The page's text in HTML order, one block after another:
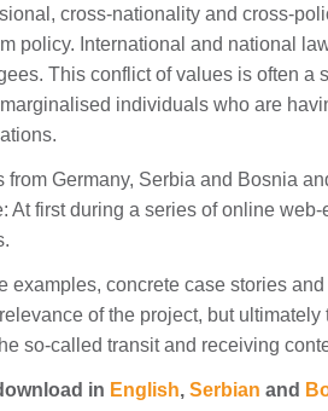
cross-nationality and cross-
policy. International and national
This conflict of values is often a
individuals who are
from Germany, Serbia and Bosnia
At first during a series of online
examples, concrete case stories
of the project, but ultimately
so-called transit and receiving
in English, Serbian and